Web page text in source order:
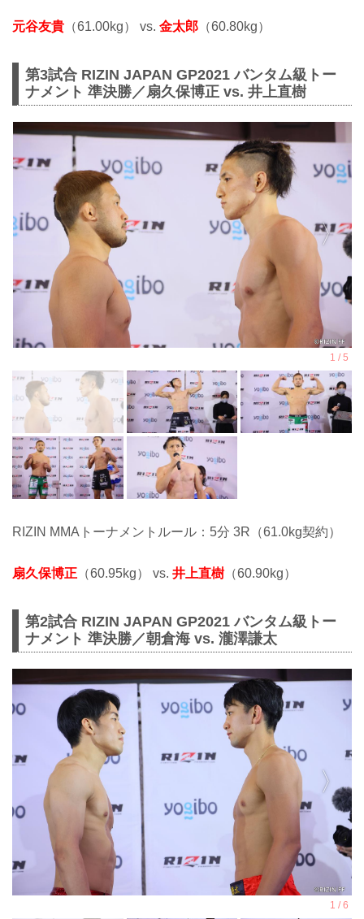
元谷友貴 （61.00kg） vs. 金太郎 （60.80kg）
第3試合 RIZIN JAPAN GP2021 バンタム級トー
ナメント 準決勝／扇久保博正 vs. 井上直樹
RIZIN MMAトーナメントルール：5分 3R（61.0kg契約）
扇久保博正 （60.95kg） vs. 井上直樹 （60.90kg）
第2試合 RIZIN JAPAN GP2021 バンタム級トー
ナメント 準決勝／朝倉海 vs. 瀧澤謙太